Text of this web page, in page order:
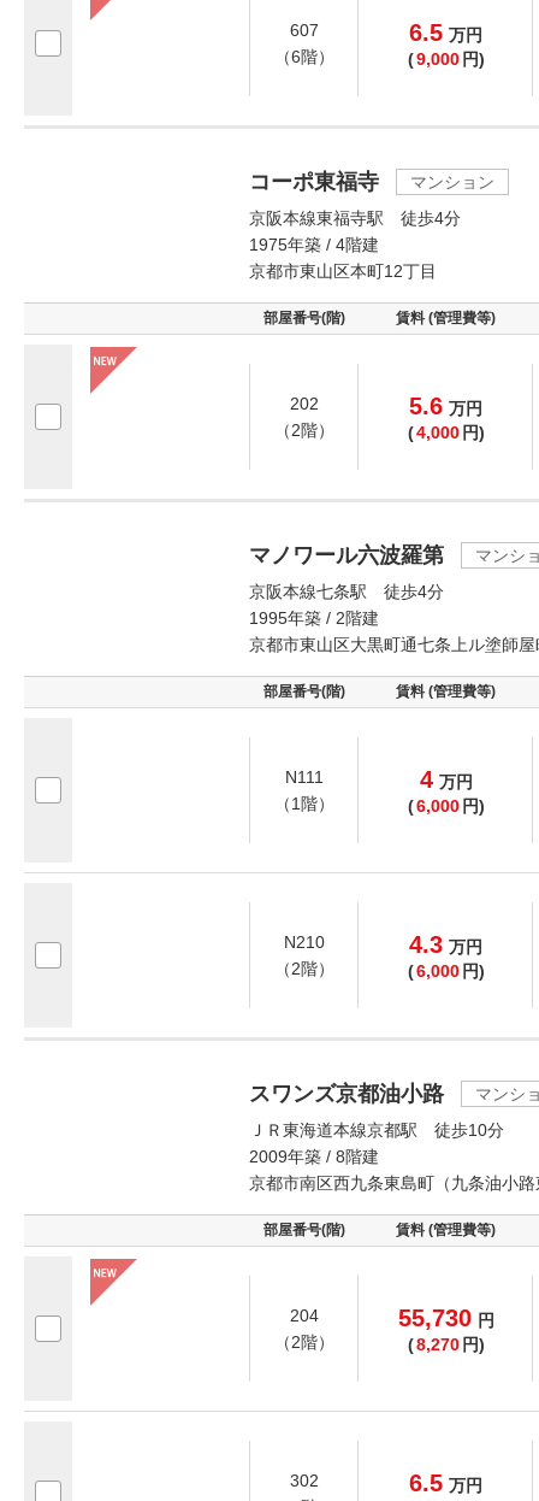
607
（6階）
6.5 万円
(9,000 円)
コーポ東福寺
マンション
京阪本線東福寺駅 徒歩4分
1975年築 / 4階建
京都市東山区本町12丁目
部屋番号(階) 賃料 (管理費等)
202
（2階）
5.6 万円
(4,000 円)
マノワール六波羅第
マンシ
京阪本線七条駅 徒歩4分
1995年築 / 2階建
京都市東山区大黒町通七条上ル塗師屋
部屋番号(階) 賃料 (管理費等)
N111
（1階）
4 万円
(6,000 円)
N210
（2階）
4.3 万円
(6,000 円)
スワンズ京都油小路
マンシ
ＪＲ東海道本線京都駅 徒歩10分
2009年築 / 8階建
京都市南区西九条東島町（九条油小
部屋番号(階) 賃料 (管理費等)
204
（2階）
55,730 円
(8,270 円)
302
6.5 万円